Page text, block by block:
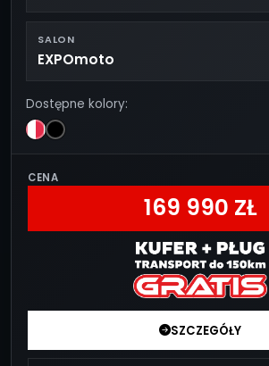
SALON
EXPOmoto
Dostępne kolory:
CENA
169 990 ZŁ
SZCZEGÓŁY